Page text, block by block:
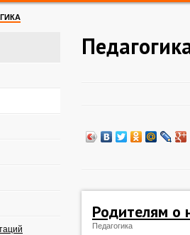
Родителям о
Педагогика